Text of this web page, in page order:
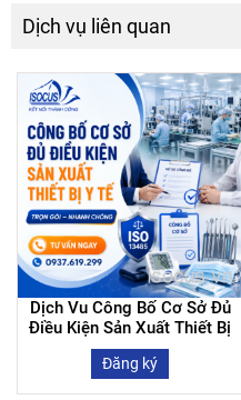
Dịch vụ liên quan
Dịch Vu Công Bố Cơ Sở Đủ
Điều Kiện Sản Xuất Thiết Bị
Y Tế | Nhanh Chóng - Uy Tín
- Giá Tốt
Đăng ký